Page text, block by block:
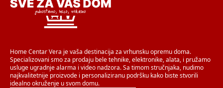
Home Centar Vera je vaša destinacija za vrhunsku opremu doma.
Specializovani smo za prodaju bele tehnike, elektronike, alata, i pružamo
usluge ugradnje alarma i video nadzora. Sa timom stručnjaka, nudimo
najkvalitetnije proizvode i personaliziranu podršku kako biste stvorili
idealno okruženje u svom domu.